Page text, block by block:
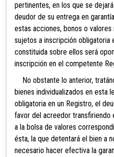
pertinentes, en los que se
deudor de su entrega en
estas acciones, bonos o
sujetos a inscripción obligatoria
constituida sobre ellos será
inscripción en el competente
No obstante lo anterior,
bienes individualizados en esta
obligatoria en un Registro, el
favor del acreedor transfiriendo
a la bolsa de valores
ésta, la que detentará el bien a
necesario hacer efectiva la